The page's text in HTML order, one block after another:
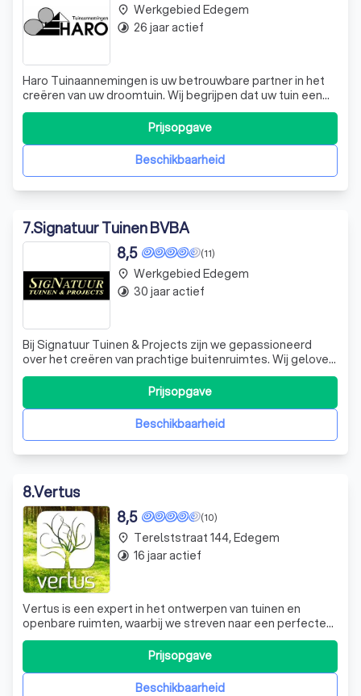
Haro Tuinaannemingen is uw betrouwbare partner in het
creëren van uw droomtuin. Wij begrijpen dat uw tuin een
plek is waar u wilt ontspannen, genieten en mooie
momenten wilt delen met uw dierbaren. Daarom zetten
wij ons in om uw visie tot leven te brengen, of het nu gaat
om een kleine aanpassing ofBeschikbaarheid
Prijsopgave
place Werkgebied Edegem
timelapse 26 jaar actief
7.Signatuur Tuinen BVBA
(11)
8,5
Bij Signatuur Tuinen & Projects zijn we gepassioneerd
over het creëren van prachtige buitenruimtes. Wij geloven
dat uw tuin een verlengstuk van uw huis moet zijn, een
plek waar u kunt ontspannen, genieten en groeien.
Daarom werken we nauw met u samen om een tuin te
ontwerpen die perfect aansluit bij
Beschikbaarheid
Prijsopgave
place Werkgebied Edegem
timelapse 30 jaar actief
8.Vertus
(10)
8,5
Vertus is een expert in het ontwerpen van tuinen en
openbare ruimten, waarbij we streven naar een perfecte
balans tussen esthetiek, functionaliteit, emotie en
ecologie. We benaderen obstakels als potentieel, wat
resulteert in krachtige en tijdloze ontwerpen. Ons diverse
team van gekwalificeerde vakm
Beschikbaarheid
Prijsopgave
place Terelststraat 144, Edegem
timelapse 16 jaar actief